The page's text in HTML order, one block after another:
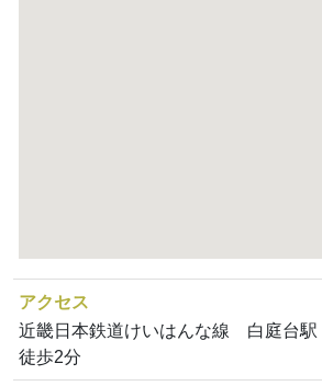
アクセス
近畿日本鉄道けいはんな線 白庭台駅
徒歩2分